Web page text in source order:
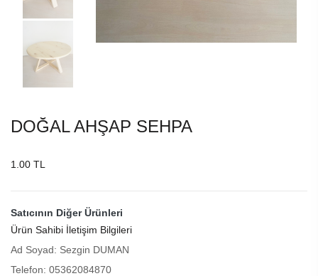
DOĞAL AHŞAP SEHPA
1.00 TL
Satıcının Diğer Ürünleri
Ürün Sahibi İletişim Bilgileri
Ad Soyad: Sezgin DUMAN
Telefon: 05362084870